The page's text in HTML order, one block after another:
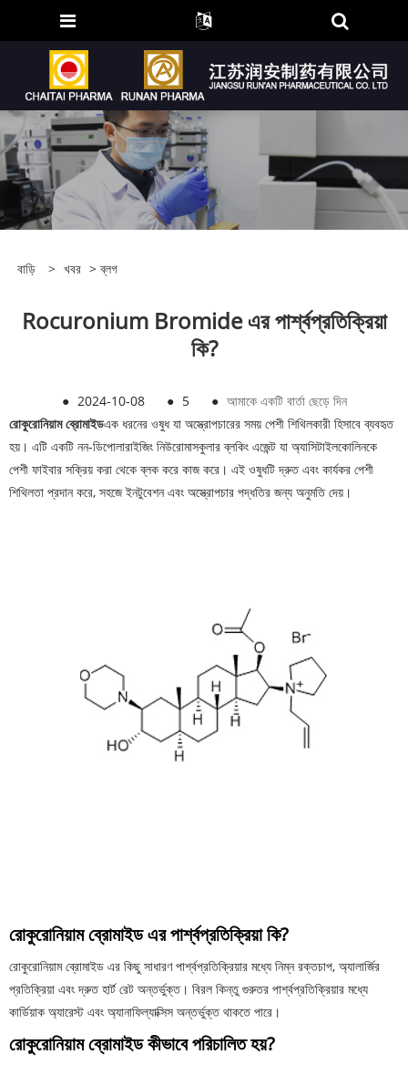
বাড়ি > খবর >ব্লগ
Rocuronium Bromide এর পার্শ্বপ্রতিক্রিয়া
কি?
● 2024-10-08 ● 5 ● আমাকে একটি বার্তা ছেড়ে দিন
রোকুরোনিয়াম ব্রোমাইডএক ধরনের ওষুধ যা অস্ত্রোপচারের সময় পেশী শিথিলকারী হিসাবে ব্যবহৃত
হয়। এটি একটি নন-ডিপোলারাইজিং নিউরোমাসকুলার ব্লকিং এজেন্ট যা অ্যাসিটাইলকোলিনকে
পেশী ফাইবার সক্রিয় করা থেকে ব্লক করে কাজ করে। এই ওষুধটি দ্রুত এবং কার্যকর পেশী
শিথিলতা প্রদান করে, সহজে ইনটুবেশন এবং অস্ত্রোপচার পদ্ধতির জন্য অনুমতি দেয়।
রোকুরোনিয়াম ব্রোমাইড এর পার্শ্বপ্রতিক্রিয়া কি?
রোকুরোনিয়াম ব্রোমাইড এর কিছু সাধারণ পার্শ্বপ্রতিক্রিয়ার মধ্যে নিম্ন রক্তচাপ, অ্যালার্জির
প্রতিক্রিয়া এবং দ্রুত হার্ট রেট অন্তর্ভুক্ত। বিরল কিন্তু গুরুতর পার্শ্বপ্রতিক্রিয়ার মধ্যে
কার্ডিয়াক অ্যারেস্ট এবং অ্যানাফিল্যাক্সিস অন্তর্ভুক্ত থাকতে পারে।
রোকুরোনিয়াম ব্রোমাইড কীভাবে পরিচালিত হয়?